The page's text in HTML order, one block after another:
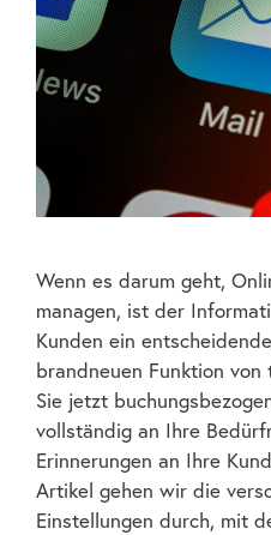
Wenn es darum geht,
managen, ist der
Kunden ein
brandneuen Funktion
Sie jetzt
vollständig an Ihre
Erinnerungen an Ihre
Artikel gehen wir die
Einstellungen durch, mit